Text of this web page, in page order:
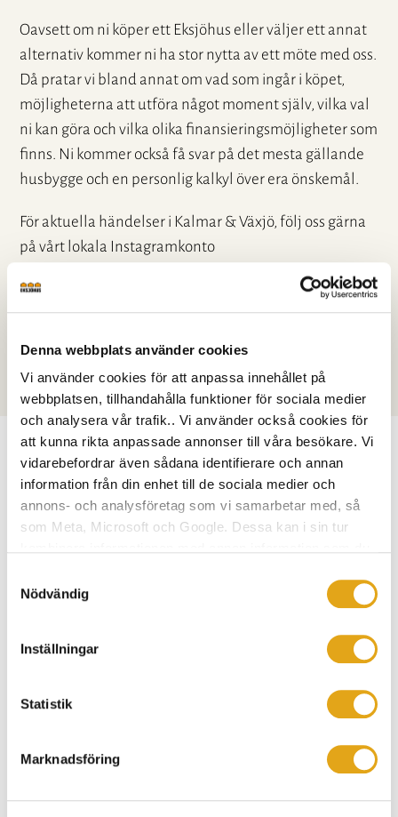
Denna webbplats använder cookies
Vi använder cookies för att anpassa innehållet på
webbplatsen, tillhandahålla funktioner för sociala medier
och analysera vår trafik.. Vi använder också cookies för
att kunna rikta anpassade annonser till våra besökare. Vi
vidarebefordrar även sådana identifierare och annan
information från din enhet till de sociala medier och
annons- och analysföretag som vi samarbetar med, så
som Meta, Microsoft och Google. Dessa kan i sin tur
använt deras tjänster.
Nödvändig
Inställningar
Statistik
Marknadsföring
Oavsett om ni köper ett Eksjöhus eller väljer ett annat
alternativ kommer ni ha stor nytta av ett möte med oss.
Då pratar vi bland annat om vad som ingår i köpet,
möjligheterna att utföra något moment själv, vilka val
ni kan göra och vilka olika finansieringsmöjligheter som
finns. Ni kommer också få svar på det mesta gällande
husbygge och en personlig kalkyl över era önskemål.
För aktuella händelser i Kalmar & Växjö, följ oss gärna
på vårt lokala Instagramkonto
Välkomna till Eksjöhus – En värld av möjligheter.
SÄLJARE